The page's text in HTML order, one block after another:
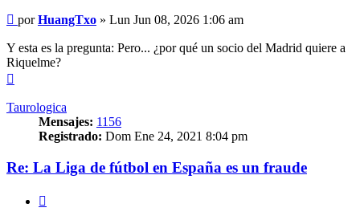
Mensaje
porHuangTxo » Lun Jun 08, 2026 1:06 am
Y esta es la pregunta: Pero... ¿por qué un socio del Madrid quiere a
Riquelme?
Taurologica
Mensajes: 1156
Registrado: Dom Ene 24, 2021 8:04 pm
Re: La Liga de fútbol en España es un fraude